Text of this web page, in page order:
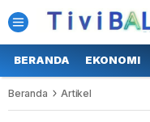
BERANDA EKONOMI
Beranda Artikel